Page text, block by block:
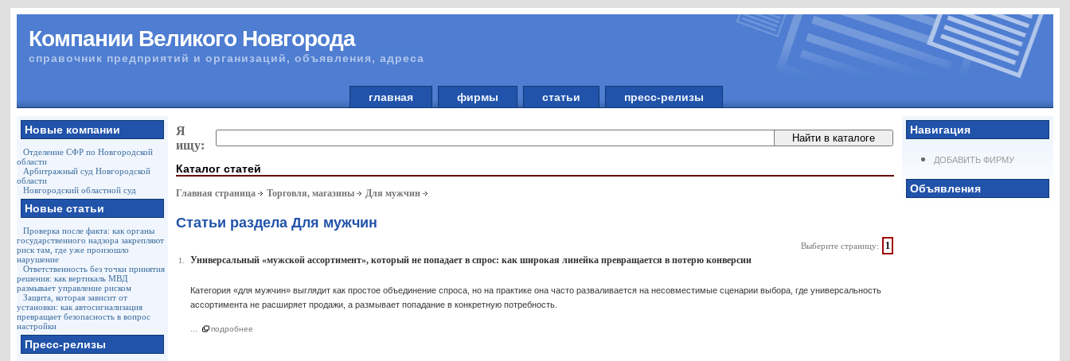
Компании Великого Новгорода
справочник предприятий и организаций, объявления, адреса
главная фирмы статьи пресс-релизы
Новые компании
Отделение СФР по Новгородской
области
Арбитражный суд Новгородской
области
Новгородский областной суд
Новые статьи
Проверка после факта: как органы
государственного надзора закрепляют
риск там, где уже произошло
нарушение
Ответственность без точки принятия
решения: как вертикаль МВД
размывает управление риском
Защита, которая зависит от
установки: как автосигнализация
превращает безопасность в вопрос
настройки
Пресс-релизы
Навигация
ДОБАВИТЬ ФИРМУ
Объявления
Я
ищу:
Каталог статей
Главная страница Торговля, магазины Для мужчин
Статьи раздела Для мужчин
Выберите страницу: 1
1. Универсальный «мужской ассортимент», который не попадает в спрос: как широкая линейка превращается в потерю конверсии
Категория «для мужчин» выглядит как простое объединение спроса, но на практике она часто разваливается на несовместимые сценарии выбора, где универсальность
ассортимента не расширяет продажи, а размывает попадание в конкретную потребность.
подробнее